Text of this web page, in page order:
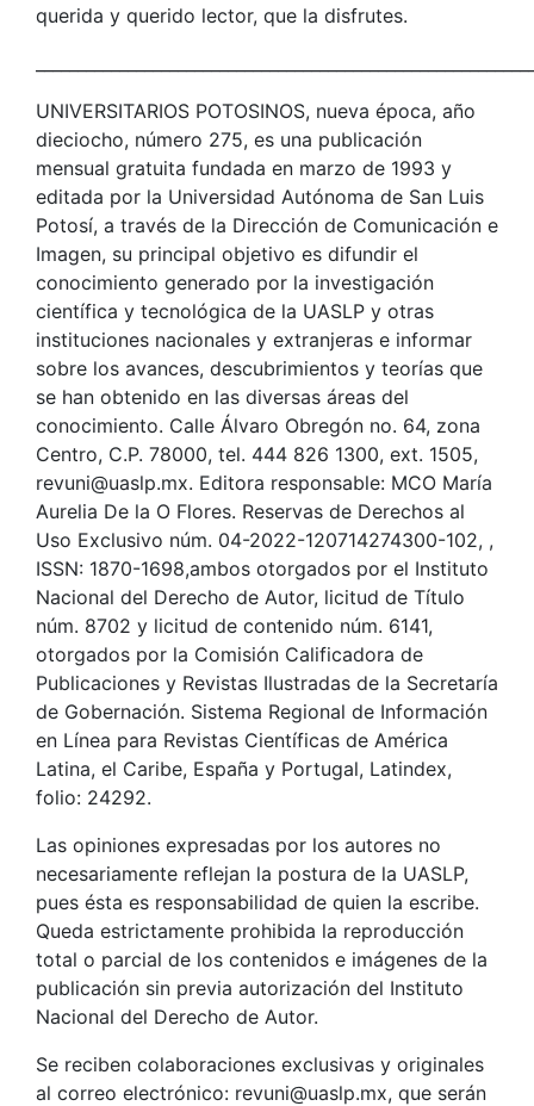
querida y querido lector, que la disfrutes.
UNIVERSITARIOS POTOSINOS, nueva época, año
dieciocho, número 275, es una publicación
mensual gratuita fundada en marzo de 1993 y
editada por la Universidad Autónoma de San Luis
Potosí, a través de la Dirección de Comunicación e
Imagen, su principal objetivo es difundir el
conocimiento generado por la investigación
científica y tecnológica de la UASLP y otras
instituciones nacionales y extranjeras e informar
sobre los avances, descubrimientos y teorías que
se han obtenido en las diversas áreas del
conocimiento. Calle Álvaro Obregón no. 64, zona
Centro, C.P. 78000, tel. 444 826 1300, ext. 1505,
revuni@uaslp.mx. Editora responsable: MCO María
Aurelia De la O Flores. Reservas de Derechos al
Uso Exclusivo núm. 04-2022-120714274300-102, ,
ISSN: 1870-1698,ambos otorgados por el Instituto
Nacional del Derecho de Autor, licitud de Título
núm. 8702 y licitud de contenido núm. 6141,
otorgados por la Comisión Calificadora de
Publicaciones y Revistas Ilustradas de la Secretaría
de Gobernación. Sistema Regional de Información
en Línea para Revistas Científicas de América
Latina, el Caribe, España y Portugal, Latindex,
folio: 24292.
Las opiniones expresadas por los autores no
necesariamente reflejan la postura de la UASLP,
pues ésta es responsabilidad de quien la escribe.
Queda estrictamente prohibida la reproducción
total o parcial de los contenidos e imágenes de la
publicación sin previa autorización del Instituto
Nacional del Derecho de Autor.
Se reciben colaboraciones exclusivas y originales
al correo electrónico: revuni@uaslp.mx, que serán